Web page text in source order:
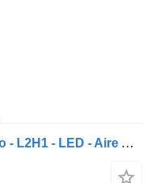
Renault Trafic 150pk Automático - L2H1 - LED - Aire Acondicionado - Cont